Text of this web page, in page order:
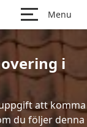
Menu
i
att komma
du följer denna